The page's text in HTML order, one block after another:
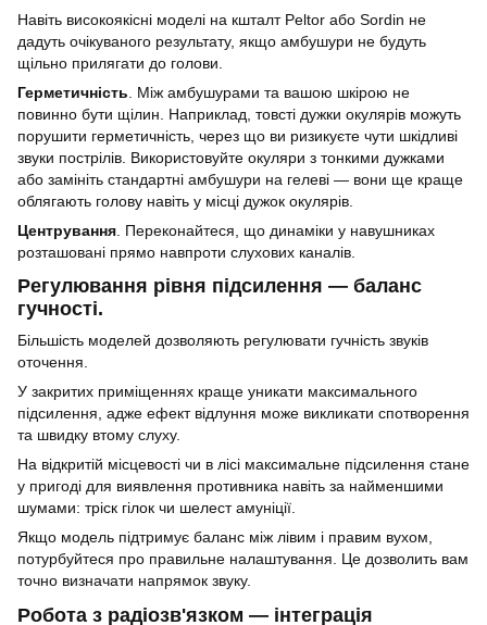
Навіть високоякісні моделі на кшталт Peltor або Sordin не
дадуть очікуваного результату, якщо амбушури не будуть
щільно прилягати до голови.
Герметичність . Між амбушурами та вашою шкірою не
повинно бути щілин. Наприклад, товсті дужки окулярів можуть
порушити герметичність, через що ви ризикуєте чути шкідливі
звуки пострілів. Використовуйте окуляри з тонкими дужками
або замініть стандартні амбушури на гелеві — вони ще краще
облягають голову навіть у місці дужок окулярів.
Центрування . Переконайтеся, що динаміки у навушниках
розташовані прямо навпроти слухових каналів.
Регулювання рівня підсилення — баланс
гучності.
Більшість моделей дозволяють регулювати гучність звуків
оточення.
У закритих приміщеннях краще уникати максимального
підсилення, адже ефект відлуння може викликати спотворення
та швидку втому слуху.
На відкритій місцевості чи в лісі максимальне підсилення стане
у пригоді для виявлення противника навіть за найменшими
шумами: тріск гілок чи шелест амуніції.
Якщо модель підтримує баланс між лівим і правим вухом,
потурбуйтеся про правильне налаштування. Це дозволить вам
точно визначати напрямок звуку.
Робота з радіозв'язком — інтеграція